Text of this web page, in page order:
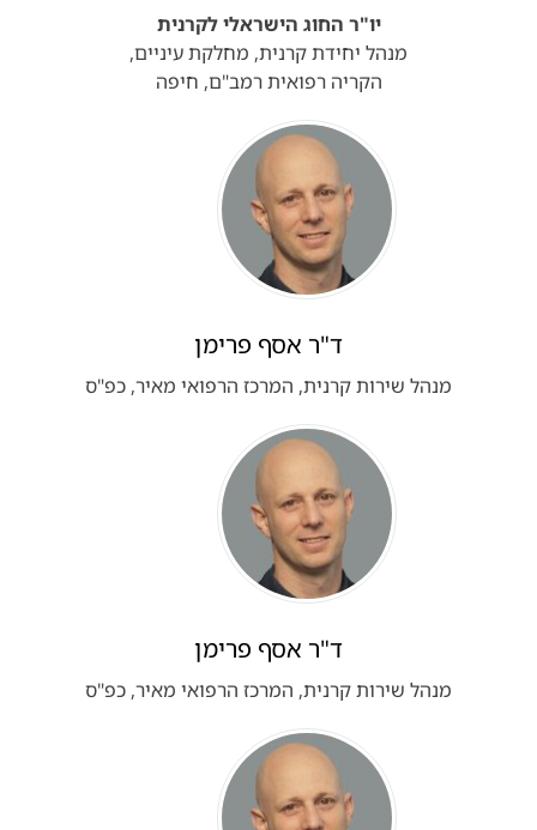
יו"ר החוג הישראלי לקרנית
מנהל יחידת קרנית, מחלקת עיניים,
הקריה רפואית רמב"ם, חיפה
ד"ר אסף פרימן
מנהל שירות קרנית, המרכז הרפואי מאיר, כפ"ס
ד"ר אסף פרימן
מנהל שירות קרנית, המרכז הרפואי מאיר, כפ"ס